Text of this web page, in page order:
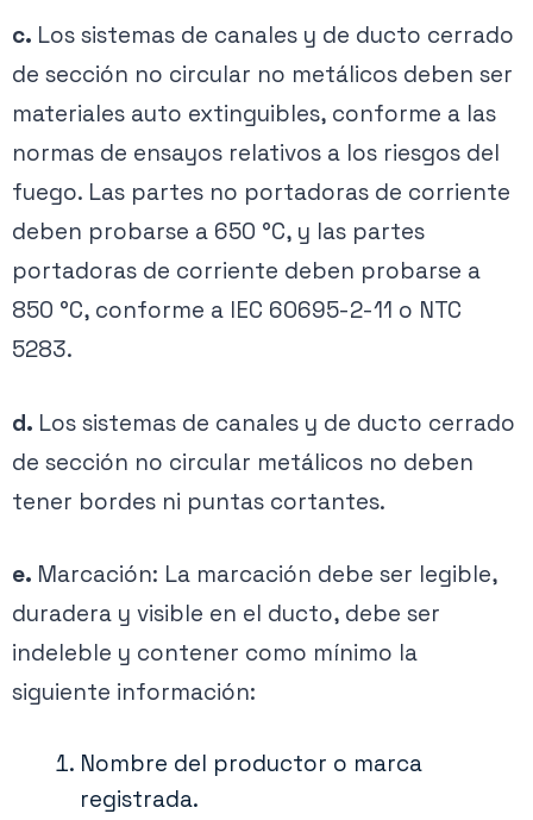
c. Los sistemas de canales y de ducto cerrado
de sección no circular no metálicos deben ser
materiales auto extinguibles, conforme a las
normas de ensayos relativos a los riesgos del
fuego. Las partes no portadoras de corriente
deben probarse a 650 °C, y las partes
portadoras de corriente deben probarse a
850 °C, conforme a IEC 60695-2-11 o NTC
5283.
d. Los sistemas de canales y de ducto cerrado
de sección no circular metálicos no deben
tener bordes ni puntas cortantes.
e. Marcación: La marcación debe ser legible,
duradera y visible en el ducto, debe ser
indeleble y contener como mínimo la
siguiente información:
Nombre del productor o marca
registrada.